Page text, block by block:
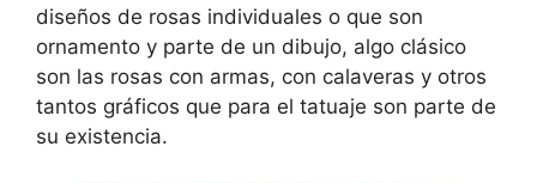
diseños de rosas individuales o que son
ornamento y parte de un dibujo, algo clásico
son las rosas con armas, con calaveras y otros
tantos gráficos que para el tatuaje son parte de
su existencia.